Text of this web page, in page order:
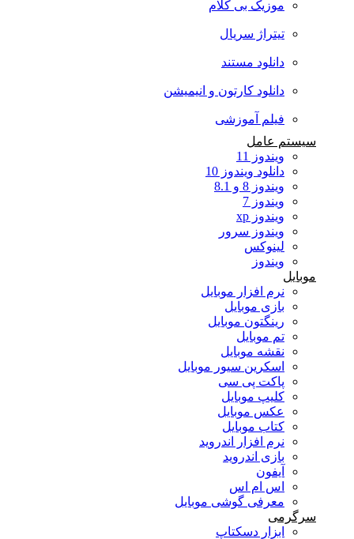
موزیک بی کلام
تیتراژ سریال
دانلود مستند
دانلود کارتون و انیمیشن
فیلم آموزشی
سیستم عامل
ویندوز 11
دانلود ویندوز 10
ویندوز 8 و 8.1
ویندوز 7
ویندوز xp
ویندوز سرور
لینوکس
ویندوز
موبایل
نرم افزار موبایل
بازی موبایل
رینگتون موبایل
تم موبایل
نقشه موبایل
اسکرین سیور موبایل
پاکت پی سی
کلیپ موبایل
عکس موبایل
کتاب موبایل
نرم افزار اندروید
بازی اندروید
آیفون
اس ام اس
معرفی گوشی موبایل
سرگرمی
ابزار دسکتاپ